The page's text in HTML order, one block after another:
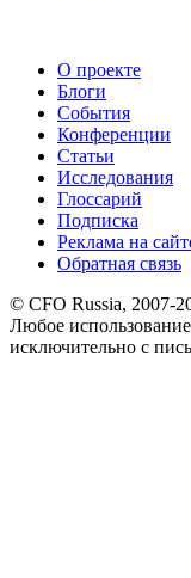
О проекте
Блоги
События
Конференции
Статьи
Исследования
Глоссарий
Подписка
Реклама на
Обратная связь
© CFO Russia, 2007-
Любое
исключительно с